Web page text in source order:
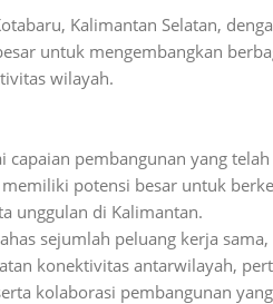
Kalimantan Selatan,
untuk mengembangkan
wilayah.
capaian pembangunan yang
potensi besar untuk
unggulan di Kalimantan.
sejumlah peluang kerja sama,
konektivitas antarwilayah,
kolaborasi pembangunan yang